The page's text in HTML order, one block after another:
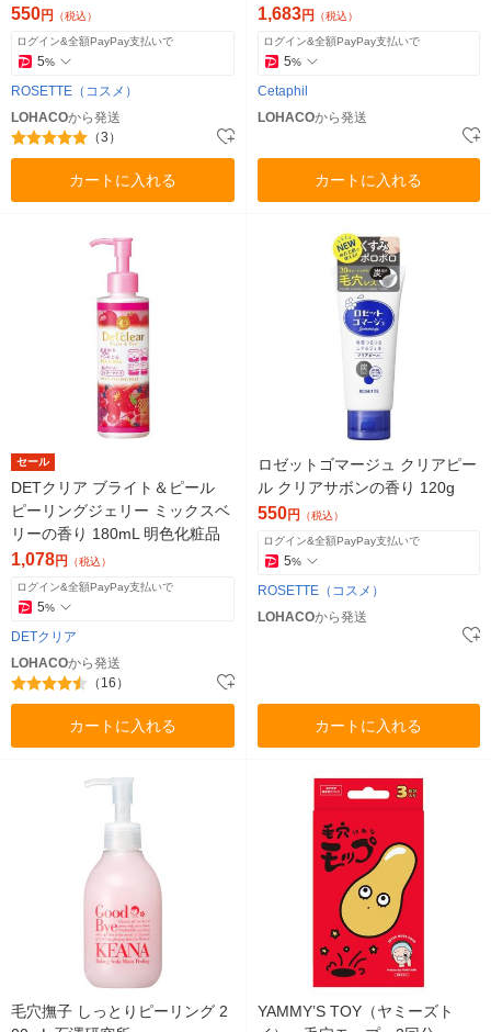
550円 （税込）
ログイン&全額PayPay支払いで
5%
ROSETTE（コスメ）
LOHACOから発送
（3）
カートに入れる
角質ケア
1,683円 （税込）
ログイン&全額PayPay支払いで
5%
Cetaphil
LOHACOから発送
カートに入れる
セール
DETクリア ブライト＆ピール
ピーリングジェリー ミックスベ
リーの香り 180mL 明色化粧品
1,078円 （税込）
ログイン&全額PayPay支払いで
5%
DETクリア
LOHACOから発送
（16）
カートに入れる
ロゼットゴマージュ クリアピー
ル クリアサボンの香り 120g
550円 （税込）
ログイン&全額PayPay支払いで
5%
ROSETTE（コスメ）
LOHACOから発送
カートに入れる
毛穴撫子 しっとりピーリング 2
YAMMY’S TOY（ヤミーズト